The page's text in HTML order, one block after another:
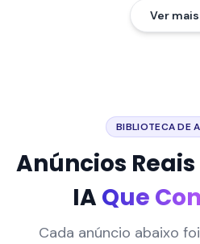
Ver mais
BIBLIOTECA DE
Anúncios
IA Que
Cada anúncio abaixo